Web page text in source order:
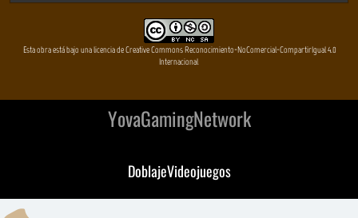
Esta obra está bajo una licencia de Creative Commons Reconocimiento-NoComercial-CompartirIgual 4.0
Internacional
YovaGamingNetwork
DoblajeVideojuegos
DeVuego